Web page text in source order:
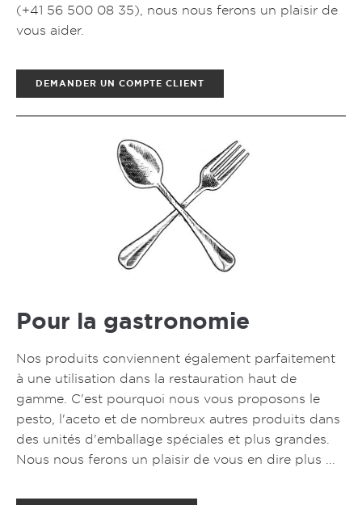
(+41 56 500 08 35), nous nous ferons un plaisir de
vous aider.
DEMANDER UN COMPTE CLIENT
Pour la gastronomie
Nos produits conviennent également parfaitement
à une utilisation dans la restauration haut de
gamme. C'est pourquoi nous vous proposons le
pesto, l'aceto et de nombreux autres produits dans
des unités d'emballage spéciales et plus grandes.
Nous nous ferons un plaisir de vous en dire plus ...